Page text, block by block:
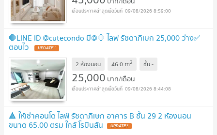
09/08/2026 8:59:00
🛑LINE ID @cutecondo มี@🛑 ไลฟ รัชดาภิเษก 25,000 ว่าง✅
ตอบไว UPDATE !
2 ห้องนอน 46.0 m2 ชั้น-
25,000 บาท/เดือน
09/08/2026 8:44:08
🔺 ให้เช่าคอนโด ไลฟ์ รัชดาภิเษก อาคาร B ชั้น 29 2 ห้องนอน
ขนาด 65.00 ตรม ใกล้ โรบินสัน UPDATE !